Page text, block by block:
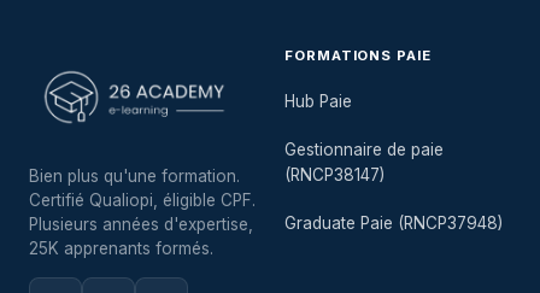
Bien plus qu'une formation.
Certifié Qualiopi, éligible CPF.
Plusieurs années d'expertise,
25K apprenants formés.
FORMATIONS PAIE
Hub Paie
Gestionnaire de paie
(RNCP38147)
Graduate Paie (RNCP37948)